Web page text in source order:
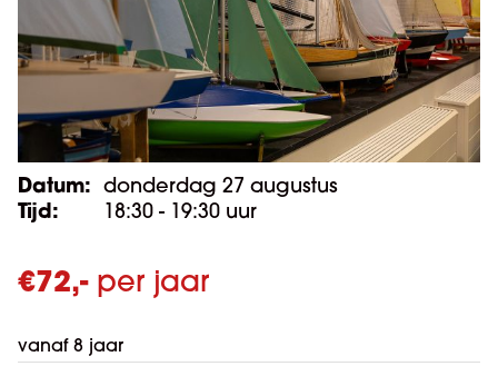
Datum: donderdag 27 augustus
Tijd: 18:30 - 19:30 uur
€72,-per jaar
vanaf 8 jaar